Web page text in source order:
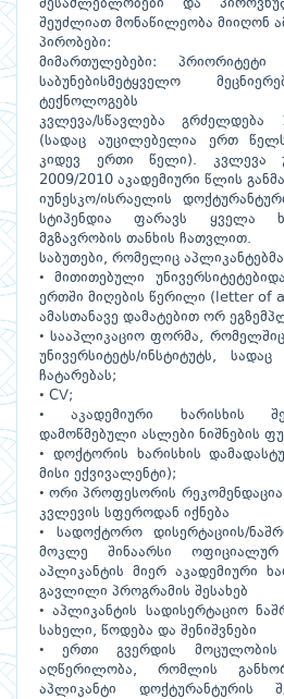
შესაძლებლობები და
შეუძლიათ მონაწილეობა მიიღონ
პირობები:
მიმართულებები: პრიორიტეტი
საბუნებისმეტყველო
ტექნოლოგებს
კვლევა/სწავლება გრძელდება
(სადაც აუცილებელია ერთ
კიდევ ერთი წელი). კვლევა
2009/2010 აკადემიური წლის
იუნესკო/ისრაელის
სტიპენდია ფარავს ყველა
მგზავრობის თანხის ჩათვლით.
საბუთები, რომელიც
• მითითებული
ერთში მიღების წერილი (letter of
ამასთანავე დამატებით ორ
• სააპლიკაციო ფორმა,
უნივერსიტეტს/ინსტიტუტს,
ჩატარებას;
• CV;
• აკადემიური ხარისხის
დამოწმებული ასლები ნიშნების
• დოქტორის ხარისხის
მისი ექვივალენტი);
• ორი პროფესორის
კვლევის სფეროდან იქნება
• სადოქტორო დისერტაციის/
მოკლე შინაარსი
აპლიკანტის მიერ აკადემიური
გავლილი პროგრამის შესახებ
• აპლიკანტის სადისერტაციო
სახელი, წოდება და შენიშვნები
• ერთი გვერდის მოცულობის
აღწერილობა, რომლის
აპლიკანტი დოქტურანტურის